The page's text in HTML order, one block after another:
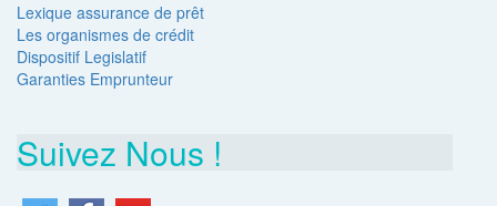
Lexique assurance de prêt
Les organismes de crédit
Dispositif Legislatif
Garanties Emprunteur
Suivez Nous !